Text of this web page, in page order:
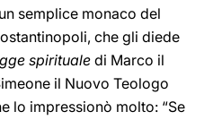
semplice monaco del
che gli diede
spirituale di Marco il
il Nuovo Teologo
lo impressionò molto: “Se